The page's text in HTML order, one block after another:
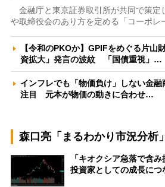
金融庁と東京証券取引所が共同で策定
や取締役会のあり方を定める「コーポレ
【令和のPKOか】GPIFをめぐる片山
資拡大」発言の波紋 「国債重視」…
インフレでも「物価負け」しない金
注目 元本が物価の動きに合わせ…
森口亮「まるわかり市況分析」
「キオクシア急落で含
投資家としての成長に